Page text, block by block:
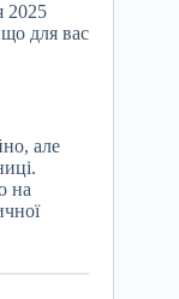
2025
що для вас
але
на